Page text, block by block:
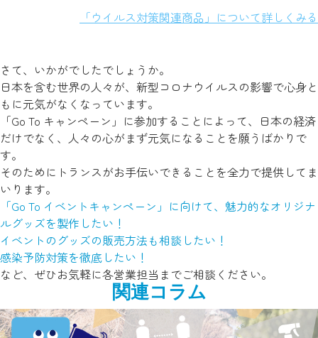
「ウイルス対策関連商品」について詳しくみる
さて、いかがでしたでしょうか。
日本を含む世界の人々が、新型コロナウイルスの影響で心身と
もに元気がなくなっています。
「Go To キャンペーン」に参加することによって、日本の経済
だけでなく、人々の心がまず元気になることを願うばかりで
す。
そのためにトランスがお手伝いできることを全力で提供してま
いります。
「Go To イベントキャンペーン」に向けて、魅力的なオリジナ
ルグッズを製作したい！
イベントのグッズの販売方法も相談したい！
感染予防対策を徹底したい！
など、ぜひお気軽に各営業担当までご相談ください。
関連コラム